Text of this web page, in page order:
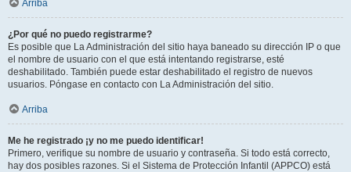
Arriba
¿Por qué no puedo registrarme?
Es posible que La Administración del sitio haya baneado su dirección IP o que
el nombre de usuario con el que está intentando registrarse, esté
deshabilitado. También puede estar deshabilitado el registro de nuevos
usuarios. Póngase en contacto con La Administración del sitio.
Arriba
Me he registrado ¡y no me puedo identificar!
Primero, verifique su nombre de usuario y contraseña. Si todo está correcto,
hay dos posibles razones. Si el Sistema de Protección Infantil (APPCO) está